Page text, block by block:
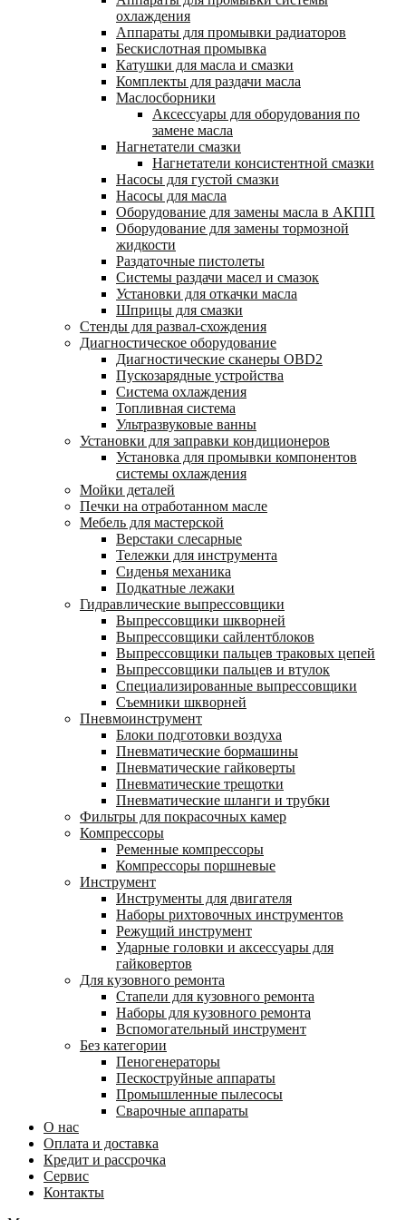
охлаждения
Аппараты для промывки радиаторов
Бескислотная промывка
Катушки для масла и смазки
Комплекты для раздачи масла
Маслосборники
Аксессуары для оборудования по
замене масла
Нагнетатели смазки
Нагнетатели консистентной смазки
Насосы для густой смазки
Насосы для масла
Оборудование для замены масла в АКПП
Оборудование для замены тормозной
жидкости
Раздаточные пистолеты
Системы раздачи масел и смазок
Установки для откачки масла
Шприцы для смазки
Стенды для развал-схождения
Диагностическое оборудование
Диагностические сканеры OBD2
Пускозарядные устройства
Система охлаждения
Топливная система
Ультразвуковые ванны
Установки для заправки кондиционеров
Установка для промывки компонентов
системы охлаждения
Мойки деталей
Печки на отработанном масле
Мебель для мастерской
Верстаки слесарные
Тележки для инструмента
Сиденья механика
Подкатные лежаки
Гидравлические выпрессовщики
Выпрессовщики шкворней
Выпрессовщики сайлентблоков
Выпрессовщики пальцев траковых цепей
Выпрессовщики пальцев и втулок
Специализированные выпрессовщики
Cъемники шкворней
Пневмоинструмент
Блоки подготовки воздуха
Пневматические бормашины
Пневматические гайковерты
Пневматические трещотки
Пневматические шланги и трубки
Фильтры для покрасочных камер
Компрессоры
Ременные компрессоры
Компрессоры поршневые
Инструмент
Инструменты для двигателя
Наборы рихтовочных инструментов
Режущий инструмент
Ударные головки и аксессуары для
гайковертов
Для кузовного ремонта
Стапели для кузовного ремонта
Наборы для кузовного ремонта
Вспомогательный инструмент
Без категории
Пеногенераторы
Пескоструйные аппараты
Промышленные пылесосы
Сварочные аппараты
О нас
Оплата и доставка
Кредит и рассрочка
Сервис
Контакты